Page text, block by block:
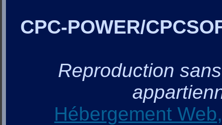
CPC-POWER/
Reproduction
Hébergement